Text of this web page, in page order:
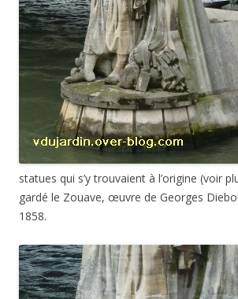
statues qui s’y trouvaient à l’origine (voir
gardé le Zouave, œuvre de Georges
1858.